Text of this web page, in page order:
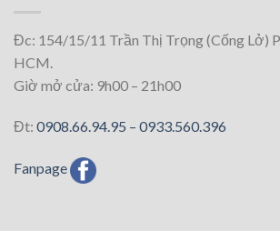
Đc: 154/15/11 Trần Thị Trọng (Cống Lở)
HCM.
Giờ mở cửa: 9h00 – 21h00
Đt: 0908.66.94.95 – 0933.560.396
Fanpage